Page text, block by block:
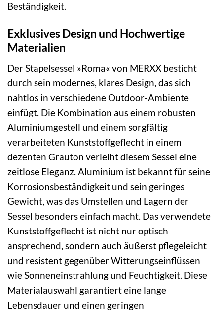
Beständigkeit.
Exklusives Design und Hochwertige
Materialien
Der Stapelsessel »Roma« von MERXX besticht
durch sein modernes, klares Design, das sich
nahtlos in verschiedene Outdoor-Ambiente
einfügt. Die Kombination aus einem robusten
Aluminiumgestell und einem sorgfältig
verarbeiteten Kunststoffgeflecht in einem
dezenten Grauton verleiht diesem Sessel eine
zeitlose Eleganz. Aluminium ist bekannt für seine
Korrosionsbeständigkeit und sein geringes
Gewicht, was das Umstellen und Lagern der
Sessel besonders einfach macht. Das verwendete
Kunststoffgeflecht ist nicht nur optisch
ansprechend, sondern auch äußerst pflegeleicht
und resistent gegenüber Witterungseinflüssen
wie Sonneneinstrahlung und Feuchtigkeit. Diese
Materialauswahl garantiert eine lange
Lebensdauer und einen geringen